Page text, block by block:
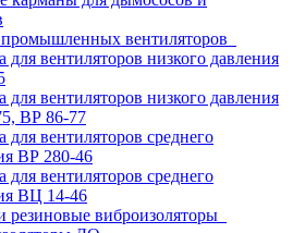
вентиляторов
для вентиляторов низкого давления
для вентиляторов низкого давления
ВР 86-77
для вентиляторов среднего
ВР 280-46
для вентиляторов среднего
ВЦ 14-46
виброизоляторы